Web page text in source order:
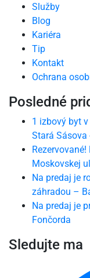
Služby
Blog
Kariéra
Tip
Kontakt
Ochrana
Posledné
1 izbový byt
Stará Sásova
Moskovskej
Na predaj je
záhradou –
Na predaj je
Fončorda
Sledujte ma